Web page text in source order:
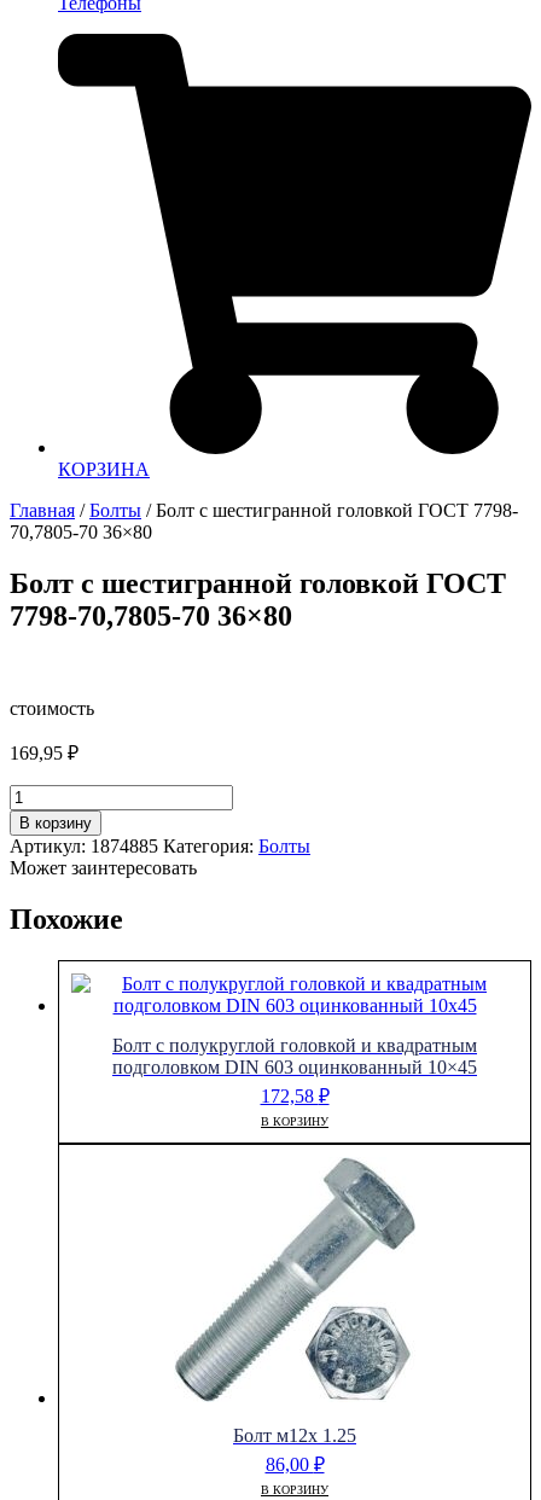
КОРЗИНА
Главная /Болты / Болт с шестигранной головкой ГОСТ 7798-
70,7805-70 36×80
Болт с шестигранной головкой ГОСТ
7798-70,7805-70 36×80
стоимость
169,95 ₽
Количество
товара
Болт
с
шестигранной
ГОСТ
70,7805-
36x80
В корзину
Артикул: 1874885 Категория: Болты
Может заинтересовать
Похожие
Болт с полукруглой головкой и квадратным
подголовком DIN 603 оцинкованный 10×45
172,58 ₽
В КОРЗИНУ
Болт м12х 1.25
86,00 ₽
В КОРЗИНУ